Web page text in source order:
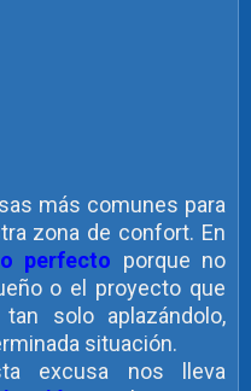
más comunes para
zona de confort. En
perfecto porque no
o el proyecto que
solo aplazándolo,
situación.
excusa nos lleva